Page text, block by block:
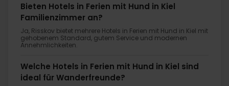
Bieten Hotels in Ferien mit Hund in Kiel
Familienzimmer an?
Ja, Risskov bietet mehrere Hotels in Ferien mit Hund in Kiel mit
gehobenem Standard, gutem Service und modernen
Annehmlichkeiten.
Welche Hotels in Ferien mit Hund in Kiel sind
ideal für Wanderfreunde?